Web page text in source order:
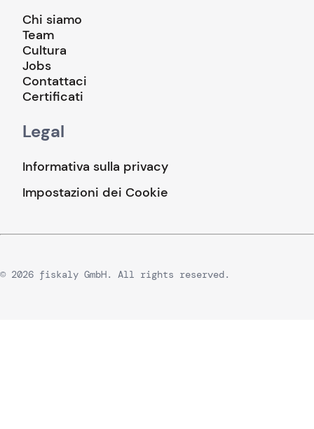
Chi siamo
Team
Cultura
Jobs
Contattaci
Certificati
Legal
Informativa sulla privacy
Impostazioni dei Cookie
© 2026 fiskaly GmbH. All rights reserved.